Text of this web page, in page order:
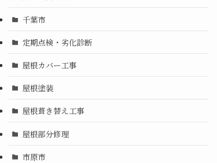
千葉市
定期点検・劣化診断
屋根カバー工事
屋根塗装
屋根葺き替え工事
屋根部分修理
市原市